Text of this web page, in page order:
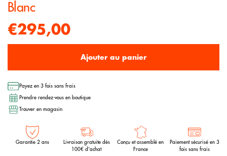
Blanc
€295,00
Ajouter au panier
Payez en 3 fois sans frais
Prendre rendez-vous en boutique
Trouver en magasin
Garantie 2 ans
Livraison gratuite dès
100€ d'achat
Conçu et assemblé en
France
Paiement sécurisé en 3
fois sans frais